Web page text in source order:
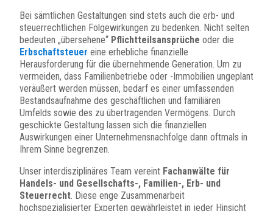
Bei sämtlichen Gestaltungen sind stets auch die erb- und
steuerrechtlichen Folgewirkungen zu bedenken. Nicht selten
bedeuten „übersehene“ Pflichtteilsansprüche oder die
Erbschaftsteuer eine erhebliche finanzielle
Herausforderung für die übernehmende Generation. Um zu
vermeiden, dass Familienbetriebe oder -Immobilien ungeplant
veräußert werden müssen, bedarf es einer umfassenden
Bestandsaufnahme des geschäftlichen und familiären
Umfelds sowie des zu übertragenden Vermögens. Durch
geschickte Gestaltung lassen sich die finanziellen
Auswirkungen einer Unternehmensnachfolge dann oftmals in
Ihrem Sinne begrenzen.
Unser interdisziplinäres Team vereint Fachanwälte für
Handels- und Gesellschafts-, Familien-, Erb- und
Steuerrecht. Diese enge Zusammenarbeit
hochspezialisierter Experten gewährleistet in jeder Hinsicht